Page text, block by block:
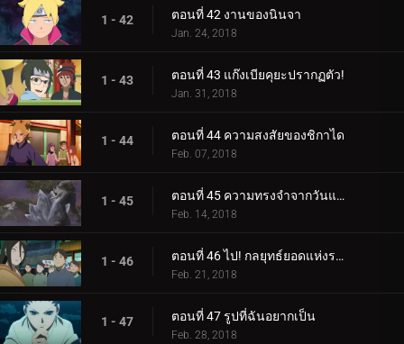
1 - 42 ตอนที่ 42 งานของนินจา
Jan. 24, 2018
1 - 43 ตอนที่ 43 แก๊งเบียคุยะปรากฏตัว!
Jan. 31, 2018
1 - 44 ตอนที่ 44 ความสงสัยของชิกาได
Feb. 07, 2018
1 - 45 ตอนที่ 45 ความทรงจำจากวันแห่งหิมะ
Feb. 14, 2018
1 - 46 ตอนที่ 46 ไป! กลยุทธ์ยอดแห่งราตรี
Feb. 21, 2018
1 - 47 ตอนที่ 47 รูปที่ฉันอยากเป็น
Feb. 28, 2018